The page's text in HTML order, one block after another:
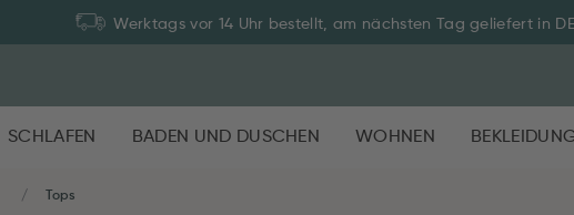
Werktags vor 14 Uhr bestellt, am nächsten Tag geliefert in DE
SCHLAFEN BADEN UND DUSCHEN WOHNEN
Tops